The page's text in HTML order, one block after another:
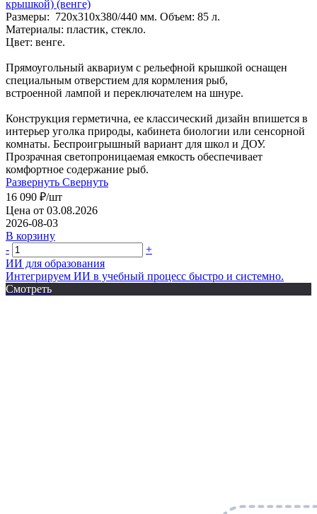
крышкой) (венге)
Размеры: 720х310х380/440 мм. Объем: 85 л.
Материалы: пластик, стекло.
Цвет: венге.
Прямоугольный аквариум с рельефной крышкой оснащен
специальным отверстием для кормления рыб,
встроенной лампой и переключателем на шнуре.
Конструкция герметична, ее классический дизайн впишется в
интерьер уголка природы, кабинета биологии или сенсорной
комнаты. Беспроигрышный вариант для школ и ДОУ.
Прозрачная светопроницаемая емкость обеспечивает
комфортное содержание рыб.
Развернуть Свернуть
16 090 ₽/шт
Цена от 03.08.2026
2026-08-03
В корзину
-
+
ИИ для образования
Интегрируем ИИ в учебный процесс быстро и системно.
Смотреть